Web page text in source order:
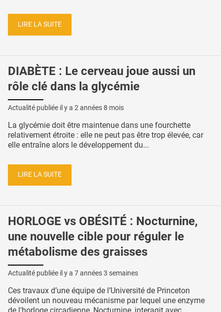
LIRE LA SUITE
DIABÈTE : Le cerveau joue aussi un
rôle clé dans la glycémie
Actualité publiée il y a 2 années 8 mois
La glycémie doit être maintenue dans une fourchette
relativement étroite : elle ne peut pas être trop élevée, car
elle entraîne alors le développement du...
LIRE LA SUITE
HORLOGE vs OBÉSITÉ : Nocturnine,
une nouvelle cible pour réguler le
métabolisme des graisses
Actualité publiée il y a 7 années 3 semaines
Ces travaux d’une équipe de l’Université de Princeton
dévoilent un nouveau mécanisme par lequel une enzyme